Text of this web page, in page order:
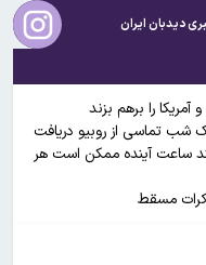
دیدبان ایران
را برهم بزند
جنگ ۱۲ روزه قبلی، یک شب تماسی از روبیو دریافت
ساعت آینده ممکن است هر
مسقط